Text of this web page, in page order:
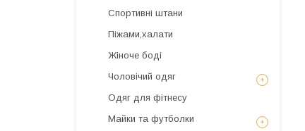
Спортивні штани
Піжами,халати
Жіноче боді
Чоловічий одяг
Одяг для фітнесу
Майки та футболки